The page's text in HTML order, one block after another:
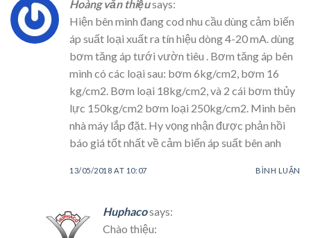
Hoàng văn thiệusays:
Hiện bên mình đang cod nhu cầu dùng cảm biến
áp suất loại xuất ra tín hiệu dòng 4-20 mA. dùng
bơm tăng áp tưới vườn tiêu . Bơm tăng áp bên
mình có các loại sau: bơm 6kg/cm2, bơm 16
kg/cm2. Bơm loại 18kg/cm2, và 2 cái bơm thủy
lực 150kg/cm2 bơm loại 250kg/cm2. Mình bên
nhà máy lắp đặt. Hy vọng nhận được phản hồi
báo giá tốt nhất về cảm biến áp suất bên anh
13/05/2018 AT 10:07 BÌNH LUẬN
Huphacosays:
Chào thiệu: